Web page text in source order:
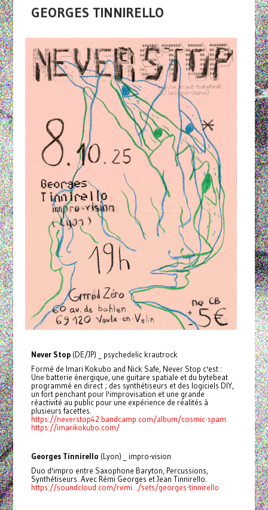
GEORGES TINNIRELLO
Never Stop(DE/JP) _ psychedelic krautrock
Formé de Imari Kokubo and Nick Safe, Never Stop c'est :
Une batterie énergique, une guitare spatiale et du bytebeat
programmé en direct ; des synthétiseurs et des logiciels DIY,
un fort penchant pour l'improvisation et une grande
réactivité au public pour une expérience de réalités à
plusieurs facettes.
https://neverstop42.bandcamp.com/album/cosmic-spam
https://imarikokubo.com/
Georges Tinnirello (Lyon) _ impro-vision
Duo d'impro entre Saxophone Baryton, Percussions,
Synthétiseurs. Avec Rémi Georges et Jean Tinnirello.
https://soundcloud.com/remi.../sets/georges-tinnirello